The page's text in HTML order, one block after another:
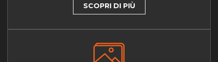
SCOPRI DI PIÙ